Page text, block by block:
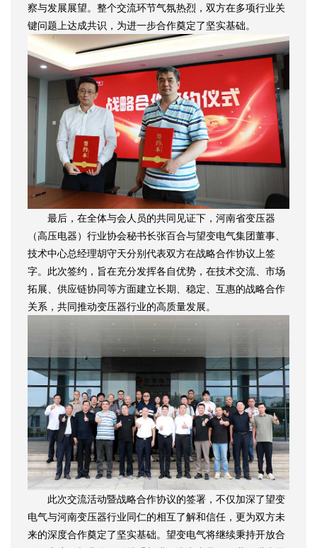
察与发展展望。整个交流环节气氛热烈，双方在多项行业关
键问题上达成共识，为进一步合作奠定了坚实基础。
最后，在全体与会人员的共同见证下，河南省变压器
（高压电器）行业协会秘书长张百合与望变电气集团董事、
技术中心总经理胡守天分别代表双方在战略合作协议上签
字。此次签约，旨在充分发挥各自优势，在技术交流、市场
拓展、供应链协同等方面建立长期、稳定、互惠的战略合作
关系，共同推动变压器行业的高质量发展。
此次交流活动暨战略合作协议的签署，不仅加深了望变
电气与河南变压器行业同仁的相互了解和信任，更为双方未
来的深度合作奠定了坚实基础。望变电气将继续秉持开放合